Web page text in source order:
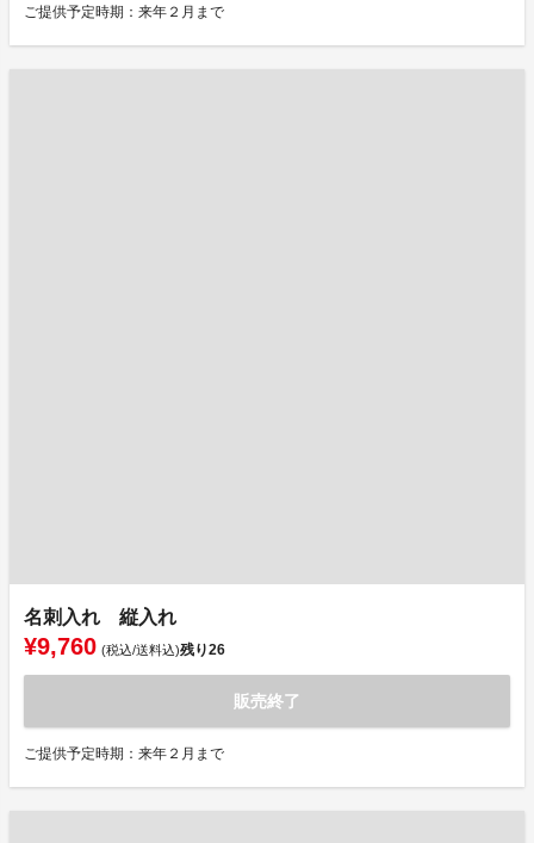
ご提供予定時期：来年２月まで
名刺入れ 縦入れ
¥9,760 (税込/送料込)残り26
販売終了
ご提供予定時期：来年２月まで